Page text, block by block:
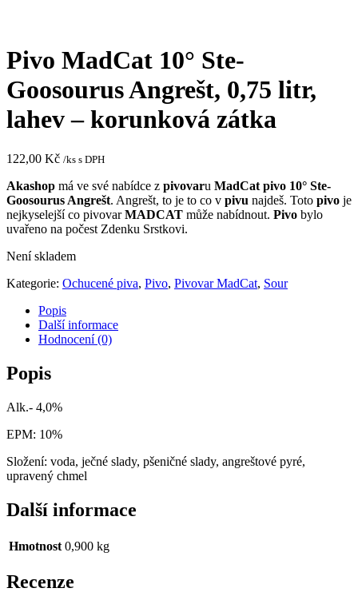
Pivo MadCat 10° Ste-
Goosourus Angrešt, 0,75 litr,
lahev – korunková zátka
122,00 Kč /ks s DPH
Akashop má ve své nabídce z pivovaru MadCat pivo 10° Ste-
Goosourus Angrešt. Angrešt, to je to co v pivu najdeš. Toto pivo je
nejkyselejší co pivovarMADCAT může nabídnout. Pivo bylo
uvařeno na počest Zdenku Srstkovi.
Není skladem
Kategorie: Ochucené piva, Pivo, Pivovar MadCat, Sour
Popis
Další informace
Hodnocení (0)
Popis
Alk.- 4,0%
EPM: 10%
Složení: voda, ječné slady, pšeničné slady, angreštové pyré,
upravený chmel
Další informace
Hmotnost 0,900 kg
Recenze